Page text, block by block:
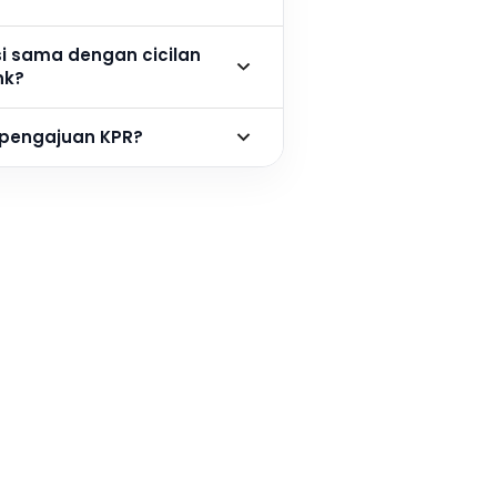
sama dengan cicilan
KPR?